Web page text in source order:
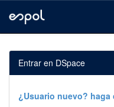
navigation
Entrar en DSpace
¿Usuario nuevo?